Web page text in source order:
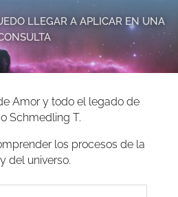
LLEGAR A APLICAR EN UNA
Amor y todo el legado de
Schmedling T.
los procesos de la
del universo.